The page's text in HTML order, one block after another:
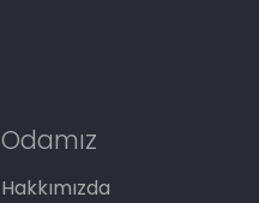
Odamız
Hakkımızda